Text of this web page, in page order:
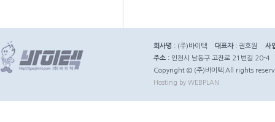
회사명 : (주)바이텍 대표자: 권호원
사
주소 : 인천시 남동구 고잔로 21번길 20-4
Copyright © (주)바이텍 All rights
Hosting by WEBPLAN